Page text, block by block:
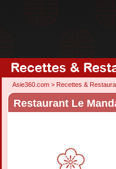
Recettes &
Asie360.com > Recettes &
Restaurant Le